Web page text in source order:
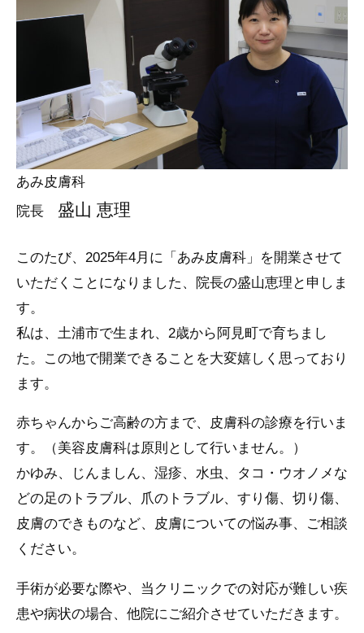
あみ皮膚科
院長 盛山 恵理
このたび、2025年4月に「あみ皮膚科」を開業させて
いただくことになりました、院長の盛山恵理と申しま
す。
私は、土浦市で生まれ、2歳から阿見町で育ちまし
た。この地で開業できることを大変嬉しく思っており
ます。
赤ちゃんからご高齢の方まで、皮膚科の診療を行いま
す。（美容皮膚科は原則として行いません。）
かゆみ、じんましん、湿疹、水虫、タコ・ウオノメな
どの足のトラブル、爪のトラブル、すり傷、切り傷、
皮膚のできものなど、皮膚についての悩み事、ご相談
ください。
手術が必要な際や、当クリニックでの対応が難しい疾
患や病状の場合、他院にご紹介させていただきます。